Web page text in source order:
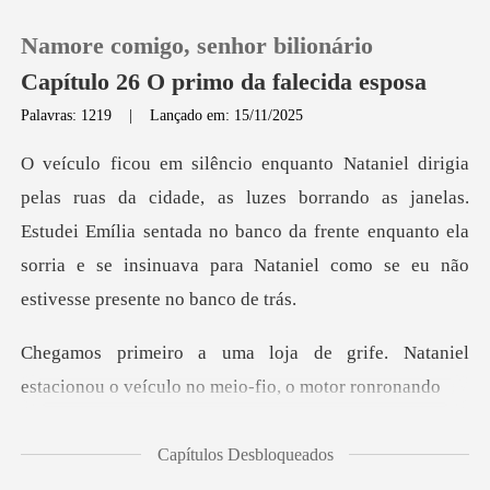
0
Loja
Sair
Namore comigo, senhor bilionário
Capítulo 26 O primo da falecida esposa
Palavras: 1219 |Lançado em: 15/11/2025
es borrando as janelas.
Estudei Emília sentada no banco da frente enquanto ela
sor
rife. Nataniel
estacionou o veícu
Capítulos Desbloqueados